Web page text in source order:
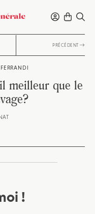
PRÉCÉDENT
meilleur que le
!